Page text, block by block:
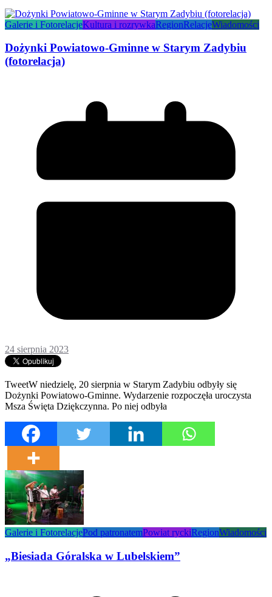
Galerie i FotorelacjeKultura i rozrywkaRegionRelacjeWiadomości
Dożynki Powiatowo-Gminne w Starym Zadybiu
(fotorelacja)
24 sierpnia 2023
TweetW niedzielę, 20 sierpnia w Starym Zadybiu odbyły się
Dożynki Powiatowo-Gminne. Wydarzenie rozpoczęła uroczysta
Msza Święta Dziękczynna. Po niej odbyła
Galerie i FotorelacjePod patronatemPowiat ryckiRegionWiadomości
„Biesiada Góralska w Lubelskiem”